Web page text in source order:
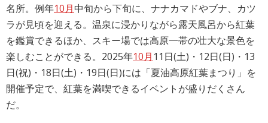
名所。例年10月中旬から下旬に、ナナカマドやブナ、カツ
ラが見頃を迎える。温泉に浸かりながら露天風呂から紅葉
を鑑賞できるほか、スキー場では高原一帯の壮大な景色を
楽しむことができる。2025年10月 11日(土)・12日(日)・13
日(祝)・18日(土)・19日(日)には「夏油高原紅葉まつり」を
開催予定で、紅葉を満喫できるイベントが盛りだくさん
だ。